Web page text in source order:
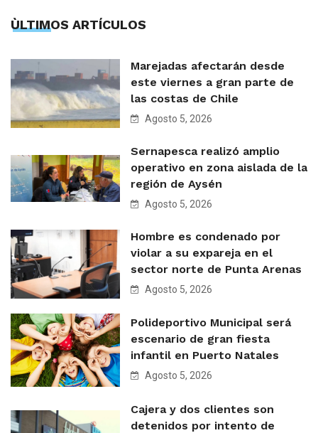
ÙLTIMOS ARTÍCULOS
Marejadas afectarán desde
este viernes a gran parte de
las costas de Chile
Agosto 5, 2026
Sernapesca realizó amplio
operativo en zona aislada de la
región de Aysén
Agosto 5, 2026
Hombre es condenado por
violar a su expareja en el
sector norte de Punta Arenas
Agosto 5, 2026
Polideportivo Municipal será
escenario de gran fiesta
infantil en Puerto Natales
Agosto 5, 2026
Cajera y dos clientes son
detenidos por intento de